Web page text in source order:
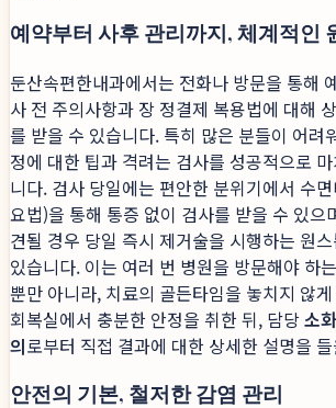
예약부터 사후 관리까지, 체계적인
둔산속편한내과에서는 전화나 방문을 통해
사 전 주의사항과 장 정결제 복용법에 대해
를 받을 수 있습니다. 특히 많은 분들이 어려
정에 대한 팁과 격려는 검사를 성공적으로
니다. 검사 당일에는 편안한 분위기에서 수
요법)을 통해 통증 없이 검사를 받을 수 있으
견될 경우 당일 즉시 제거술을 시행하는 원
있습니다. 이는 여러 번 병원을 방문해야 하
뿐만 아니라, 치료의 골든타임을 놓치지 않
회복실에서 충분한 안정을 취한 뒤, 담당소
의로부터 직접 결과에 대한 상세한 설명을
안전의 기본, 철저한 감염 관리